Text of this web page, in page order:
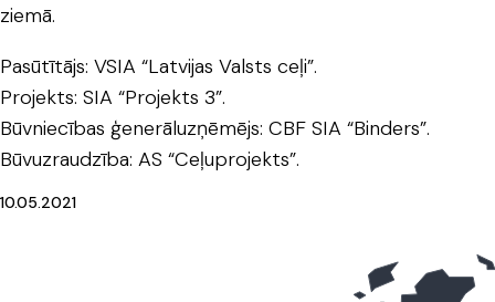
ziemā.
Pasūtītājs: VSIA “Latvijas Valsts ceļi”.
Projekts: SIA “Projekts 3”.
Būvniecības ģenerāluzņēmējs: CBF SIA “Binders”.
Būvuzraudzība: AS “Ceļuprojekts”.
10.05.2021